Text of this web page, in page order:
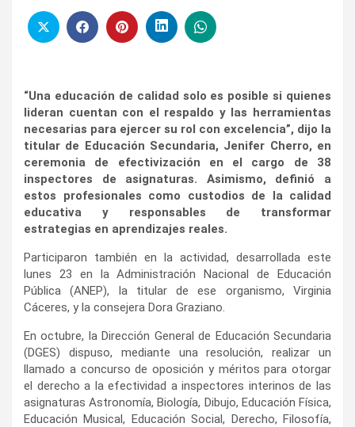
“Una educación de calidad solo es posible si quienes
lideran cuentan con el respaldo y las herramientas
necesarias para ejercer su rol con excelencia”, dijo la
titular de Educación Secundaria, Jenifer Cherro, en
ceremonia de efectivización en el cargo de 38
inspectores de asignaturas. Asimismo, definió a
estos profesionales como custodios de la calidad
educativa y responsables de transformar
estrategias en aprendizajes reales.
Participaron también en la actividad, desarrollada este
lunes 23 en la Administración Nacional de Educación
Pública (ANEP), la titular de ese organismo, Virginia
Cáceres, y la consejera Dora Graziano.
En octubre, la Dirección General de Educación Secundaria
(DGES) dispuso, mediante una resolución, realizar un
llamado a concurso de oposición y méritos para otorgar
el derecho a la efectividad a inspectores interinos de las
asignaturas Astronomía, Biología, Dibujo, Educación Física,
Educación Musical, Educación Social, Derecho, Filosofía,